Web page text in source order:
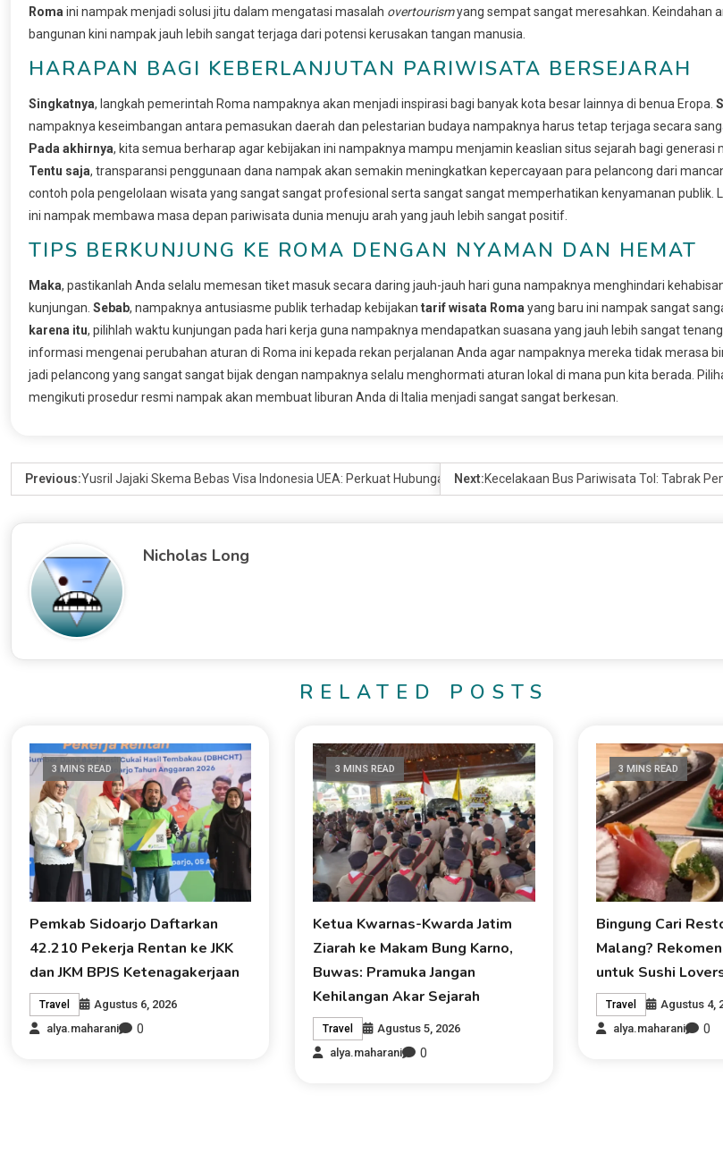
Roma ini nampak menjadi solusi jitu dalam mengatasi masalah overtourismyang sempat sangat meresahkan. Keindahan
bangunan kini nampak jauh lebih sangat terjaga dari potensi kerusakan tangan manusia.
HARAPAN BAGI KEBERLANJUTAN PARIWISATA BERSEJARAH
Singkatnya, langkah pemerintah Roma nampaknya akan menjadi inspirasi bagi banyak kota besar lainnya di benua Eropa.
nampaknya keseimbangan antara pemasukan daerah dan pelestarian budaya nampaknya harus tetap terjaga secara
Pada akhirnya, kita semua berharap agar kebijakan ini nampaknya mampu menjamin keaslian situs sejarah bagi generasi
Tentu saja, transparansi penggunaan dana nampak akan semakin meningkatkan kepercayaan para pelancong dari
contoh pola pengelolaan wisata yang sangat sangat profesional serta sangat sangat memperhatikan kenyamanan publik.
ini nampak membawa masa depan pariwisata dunia menuju arah yang jauh lebih sangat positif.
TIPS BERKUNJUNG KE ROMA DENGAN NYAMAN DAN HEMAT
Maka, pastikanlah Anda selalu memesan tiket masuk secara daring jauh-jauh hari guna nampaknya menghindari
kunjungan. Sebab, nampaknya antusiasme publik terhadap kebijakan tarif wisata Roma yang baru ini nampak sangat
karena itu, pilihlah waktu kunjungan pada hari kerja guna nampaknya mendapatkan suasana yang jauh lebih sangat
informasi mengenai perubahan aturan di Roma ini kepada rekan perjalanan Anda agar nampaknya mereka tidak merasa
jadi pelancong yang sangat sangat bijak dengan nampaknya selalu menghormati aturan lokal di mana pun kita berada.
mengikuti prosedur resmi nampak akan membuat liburan Anda di Italia menjadi sangat sangat berkesan.
Previous:Yusril Jajaki Skema Bebas Visa Indonesia UEA: Perkuat Hubungan Bilateral
Next:Kecelakaan Bus Pariwisata Tol: Tabrak
Nicholas Long
RELATED POSTS
3 MINS READ
Pemkab Sidoarjo Daftarkan
42.210 Pekerja Rentan ke JKK
dan JKM BPJS Ketenagakerjaan
Travel
Agustus 6, 2026
alya.maharani
0
3 MINS READ
Ketua Kwarnas-Kwarda Jatim
Ziarah ke Makam Bung Karno,
Buwas: Pramuka Jangan
Kehilangan Akar Sejarah
Travel
Agustus 5, 2026
alya.maharani
0
3 MINS READ
Bingung Cari
Malang?
untuk Sushi
Travel
Agustus 4,
alya.maharani
0